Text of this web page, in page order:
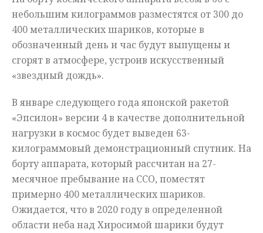
небольшим килограммов разместятся от 300 до
400 металлических шариков, которые в
обозначенный день и час будут выпущены и
сгорят в атмосфере, устроив искусственный
«звездный дождь».
В январе следующего года японской ракетой
«Эпсилон» версии 4 в качестве дополнительной
нагрузки в космос будет выведен 63-
килограммовый демонстрационный спутник. На
борту аппарата, который рассчитан на 27-
месячное пребывание на ССО, поместят
примерно 400 металлических шариков.
Ожидается, что в 2020 году в определенной
области неба над Хиросимой шарики будут